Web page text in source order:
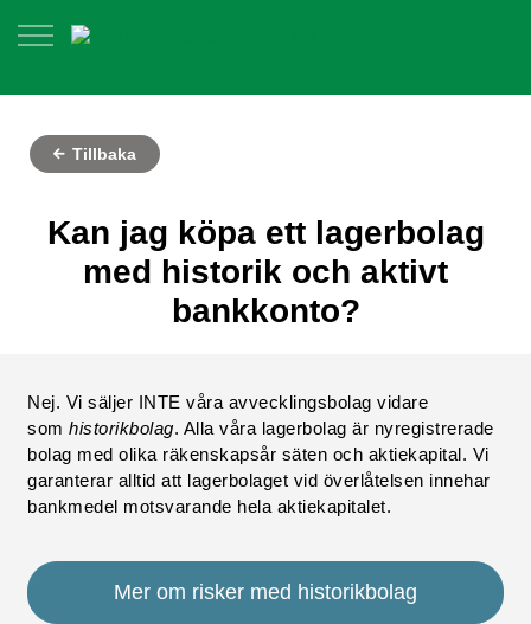
Tillbaka
Kan jag köpa ett lagerbolag
med historik och aktivt
bankkonto?
Nej. Vi säljer INTE våra avvecklingsbolag vidare
som historikbolag. Alla våra lagerbolag är nyregistrerade
bolag med olika räkenskapsår säten och aktiekapital. Vi
garanterar alltid att lagerbolaget vid överlåtelsen innehar
bankmedel motsvarande hela aktiekapitalet.
Mer om risker med historikbolag